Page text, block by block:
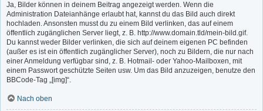
Ja, Bilder können in deinem Beitrag angezeigt werden. Wenn die
Administration Dateianhänge erlaubt hat, kannst du das Bild auch direkt
hochladen. Ansonsten musst du zu einem Bild verlinken, das auf einem
öffentlich zugänglichen Server liegt, z. B. http://www.domain.tld/mein-bild.gif.
Du kannst weder Bilder verlinken, die sich auf deinem eigenen PC befinden
(außer es ist ein öffentlich zugänglicher Server), noch zu Bildern, die nur nach
einer Anmeldung verfügbar sind, z. B. Hotmail- oder Yahoo-Mailboxen, mit
einem Passwort geschützte Seiten usw. Um das Bild anzuzeigen, benutze den
BBCode-Tag „[img]“.
Nach oben